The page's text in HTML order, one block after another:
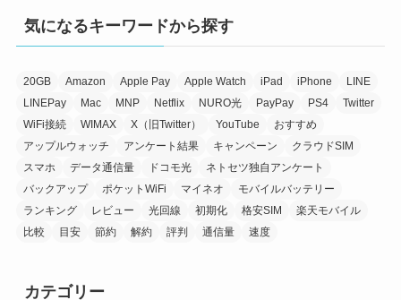
気になるキーワードから探す
20GB Amazon Apple Pay Apple Watch iPad iPhone
LINE
LINEPay
Mac MNP Netflix NURO光 PayPay PS4
Twitter
WiFi接続
WIMAX X（旧Twitter） YouTube
おすすめ
アップルウォッチ
アンケート結果 キャンペーン
クラウドSIM
スマホ
データ通信量 ドコモ光
ネトセツ独自アンケート
バックアップ
ポケットWiFi マイネオ
モバイルバッテリー
ランキング
レビュー 光回線 初期化 格安SIM
楽天モバイル
比較
目安 節約 解約 評判 通信量 速度
カテゴリー